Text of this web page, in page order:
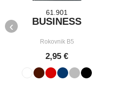
61.901
BUSINESS
Rokovnik B5
2,95 €
‹